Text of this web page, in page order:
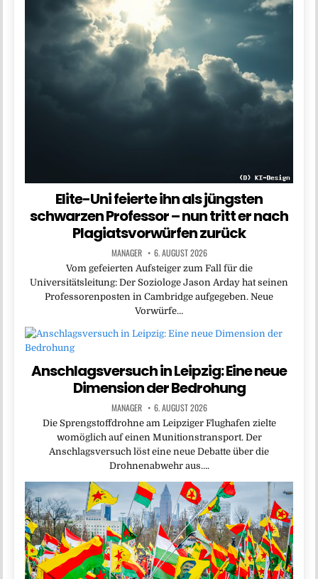
Elite-Uni feierte ihn als jüngsten
schwarzen Professor – nun tritt er nach
Plagiatsvorwürfen zurück
MANAGER 6. AUGUST 2026
Vom gefeierten Aufsteiger zum Fall für die
Universitätsleitung: Der Soziologe Jason Arday hat seinen
Professorenposten in Cambridge aufgegeben. Neue
Vorwürfe…
Anschlagsversuch in Leipzig: Eine neue
Dimension der Bedrohung
MANAGER 6. AUGUST 2026
Die Sprengstoffdrohne am Leipziger Flughafen zielte
womöglich auf einen Munitionstransport. Der
Anschlagsversuch löst eine neue Debatte über die
Drohnenabwehr aus….